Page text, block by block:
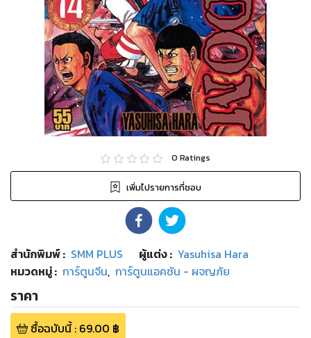
0 Ratings
เพิ่มไปรายการที่ชอบ
สำนักพิมพ์: SMM PLUS ผู้แต่ง : Yasuhisa Hara
หมวดหมู่: การ์ตูนจีน, การ์ตูนแอคชัน - ผจญภัย
ราคา
ซื้อฉบับนี้: 69.00 ฿